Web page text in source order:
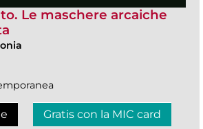
Le maschere arcaiche
Gratis con la MIC card